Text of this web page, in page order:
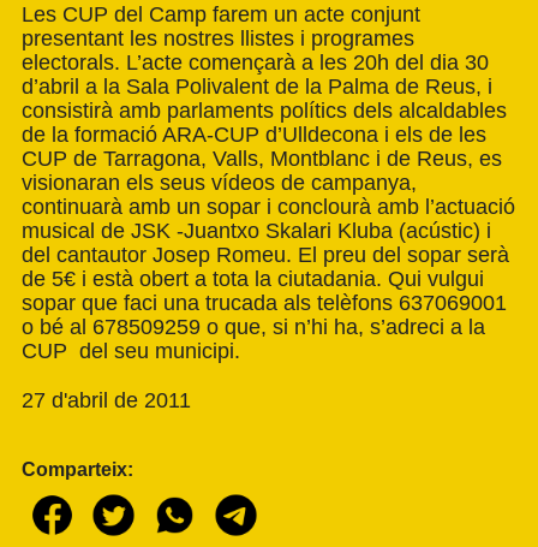
Les CUP del Camp farem un acte conjunt
presentant les nostres llistes i programes
electorals. L’acte començarà a les 20h del dia 30
d’abril a la Sala Polivalent de la Palma de Reus, i
consistirà amb parlaments polítics dels alcaldables
de la formació ARA-CUP d’Ulldecona i els de les
CUP de Tarragona, Valls, Montblanc i de Reus, es
visionaran els seus vídeos de campanya,
continuarà amb un sopar i conclourà amb l’actuació
musical de JSK -Juantxo Skalari Kluba (acústic) i
del cantautor Josep Romeu. El preu del sopar serà
de 5€ i està obert a tota la ciutadania. Qui vulgui
sopar que faci una trucada als telèfons 637069001
o bé al 678509259 o que, si n’hi ha, s’adreci a la
CUP del seu municipi.
27 d'abril de 2011
Comparteix: